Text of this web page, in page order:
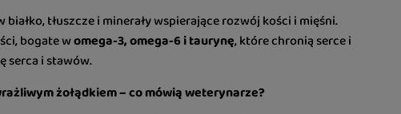
tłuszcze i minerały wspierające rozwój kości i mięśni.
bogate womega-3, omega-6 i taurynę, które chronią serce i
serca i stawów.
żołądkiem – co mówią weterynarze?